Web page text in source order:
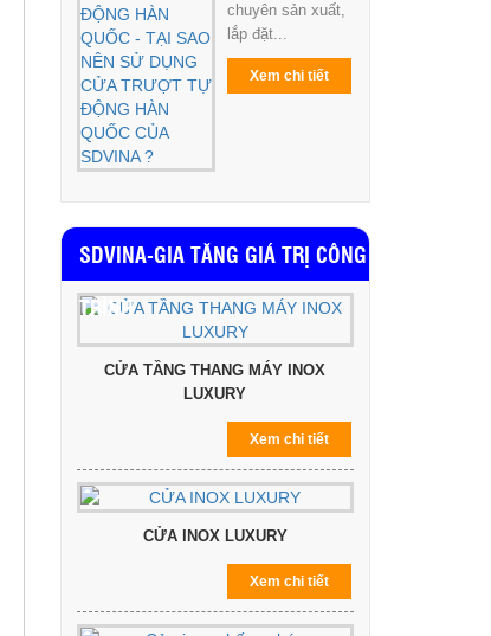
chuyên sản xuất,
lắp đặt...
Xem chi tiết
SDVINA-GIA TĂNG GIÁ TRỊ CÔNG
TRÌNH
CỬA TẦNG THANG MÁY INOX
LUXURY
Xem chi tiết
CỬA INOX LUXURY
Xem chi tiết